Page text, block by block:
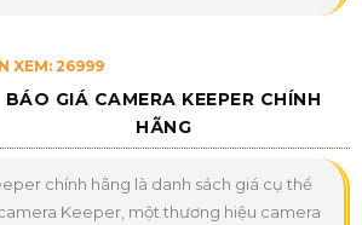
XEM: 26999
BÁO GIÁ CAMERA KEEPER CHÍNH
HÃNG
chính hãng là danh sách giá cụ thể
Keeper, một thương hiệu camera